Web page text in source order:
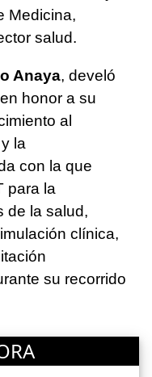
Medicina,
salud.
Anaya, develó
honor a su
al
la
con la que
para la
de la salud,
clínica,
su recorrido